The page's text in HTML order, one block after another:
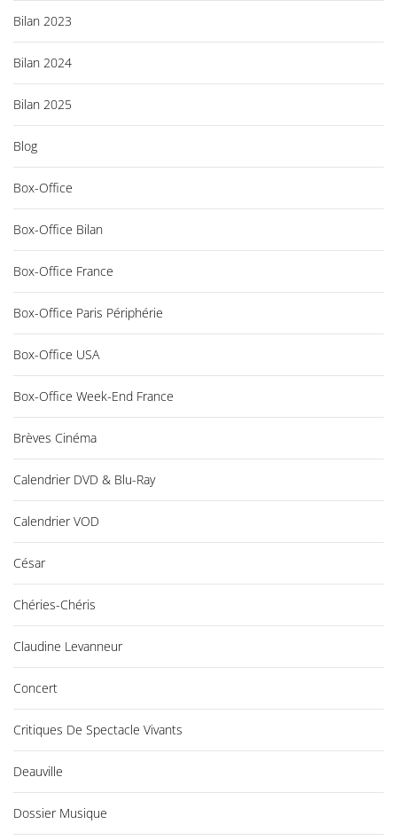
Bilan 2023
Bilan 2024
Bilan 2025
Blog
Box-Office
Box-Office Bilan
Box-Office France
Box-Office Paris Périphérie
Box-Office USA
Box-Office Week-End France
Brèves Cinéma
Calendrier DVD & Blu-Ray
Calendrier VOD
César
Chéries-Chéris
Claudine Levanneur
Concert
Critiques De Spectacle Vivants
Deauville
Dossier Musique